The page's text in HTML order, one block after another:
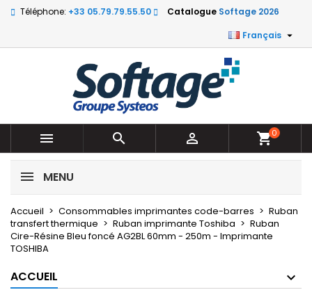
Téléphone: +33 05.79.79.55.50 Catalogue Softage 2026
Français 
   shopping_cart0
MENU
Accueil Consommables imprimantes code-barres
Ruban
transfert thermique
Ruban imprimante Toshiba
Ruban
Cire-Résine Bleu foncé AG2BL 60mm - 250m - Imprimante
TOSHIBA
ACCUEIL